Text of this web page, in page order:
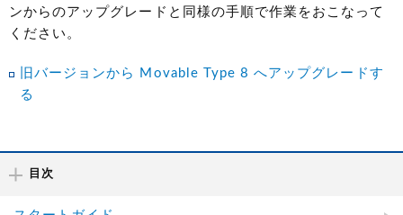
ンからのアップグレードと同様の手順で作業をおこなって
ください。
旧バージョンから Movable Type 8 へアップグレードす
る
目次